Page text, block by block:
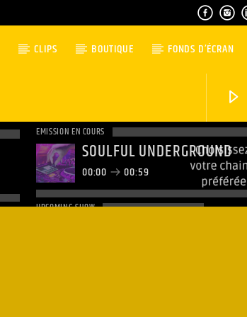
CLIPS BOUTIQUE FONDS D’ÉCRAN
EMISSION EN COURS
SOULFUL UNDERGROUND
00:00 00:59
UPCOMING SHOW